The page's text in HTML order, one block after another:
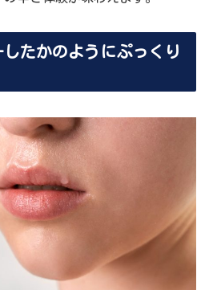
たかのようにぷっくり